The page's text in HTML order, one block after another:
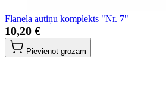
Flaneļa autiņu komplekts "Nr. 7"
10,20 €
Pievienot grozam